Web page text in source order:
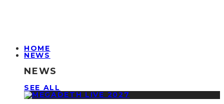
HOME
NEWS
NEWS
SEE ALL